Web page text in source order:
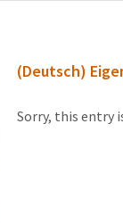
(Deutsch)
Sorry, this entry